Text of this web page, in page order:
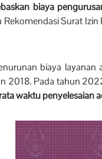
biaya
Surat
biaya layanan
2018. Pada tahun
waktu penyelesaian